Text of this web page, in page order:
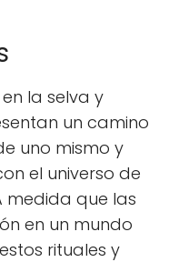
en la selva y
un camino
uno mismo y
el universo de
medida que las
en un mundo
rituales y